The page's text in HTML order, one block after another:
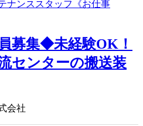
募集◆未経験OK！
センターの搬送装
会社